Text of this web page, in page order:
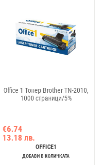
Office 1 Тонер Brother TN-2010,
1000 страници/5%
€6.74
13.18 лв.
OFFICE1
ДОБАВИ В КОЛИЧКАТА